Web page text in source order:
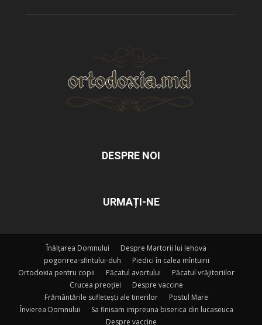
DESPRE NOI
URMAȚI-NE
Înălțarea Domnului
Despre Martorii lui Iehova
pogorirea-sfintului-duh
Piedici în calea mîntuirii
Ortodoxia pentru copii
Păcatul avortului
Păcatul vrăjitoriilor
Crucea preoției
Despre vaccine
Frământările sufletești ale tinerilor
Postul Mare
Învierea Domnului
Sa finisam impreuna biserica din lucaseuca
Despre vaccine